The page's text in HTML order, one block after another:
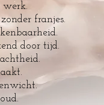
franjes.
door tijd.